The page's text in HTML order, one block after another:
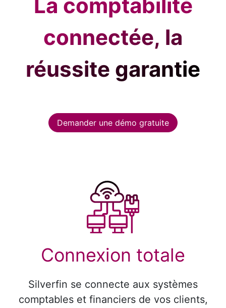
La comptabilité
connectée, la
réussite garantie
Demander une démo gratuite
Connexion totale
Silverfin se connecte aux systèmes
comptables et financiers de vos clients,